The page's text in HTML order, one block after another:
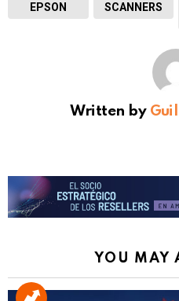
EPSON SCANNERS
Written by
YOU MAY